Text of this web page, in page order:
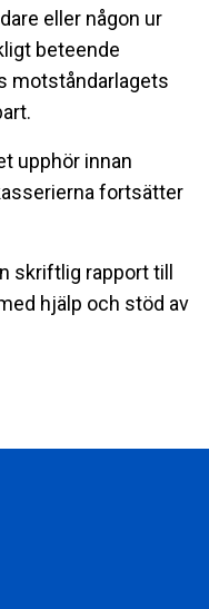
eller någon ur
beteende
motståndarlagets
upphör innan
fortsätter
skriftlig rapport till
hjälp och stöd av